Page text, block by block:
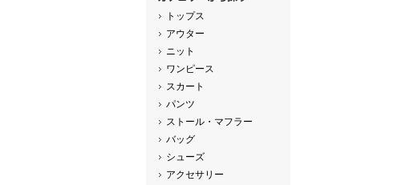
トップス
アウター
ニット
ワンピース
スカート
パンツ
ストール・マフラー
バッグ
シューズ
アクセサリー